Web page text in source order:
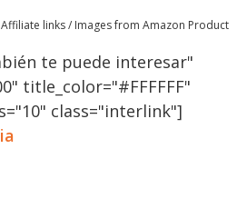
links / Images from Amazon Product
te puede interesar"
title_color="#FFFFFF"
class="interlink"]